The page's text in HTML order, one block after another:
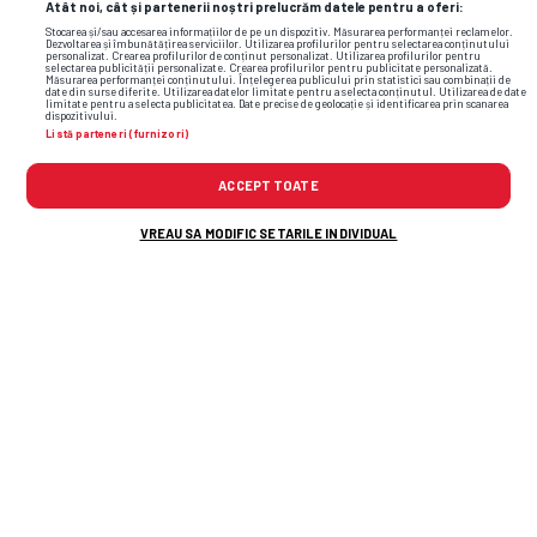
Atât noi, cât și partenerii noștri prelucrăm datele pentru a oferi:
Stocarea și/sau accesarea informațiilor de pe un dispozitiv. Măsurarea performanței reclamelor.
Dezvoltarea și îmbunătățirea serviciilor. Utilizarea profilurilor pentru selectarea conținutului
personalizat. Crearea profilurilor de conținut personalizat. Utilizarea profilurilor pentru
selectarea publicității personalizate. Crearea profilurilor pentru publicitate personalizată.
Măsurarea performanței conținutului. Înțelegerea publicului prin statistici sau combinații de
date din surse diferite. Utilizarea datelor limitate pentru a selecta conținutul. Utilizarea de date
limitate pentru a selecta publicitatea. Date precise de geolocație și identificarea prin scanarea
dispozitivului.
Listă parteneri (furnizori)
ACCEPT TOATE
VREAU SA MODIFIC SETARILE INDIVIDUAL